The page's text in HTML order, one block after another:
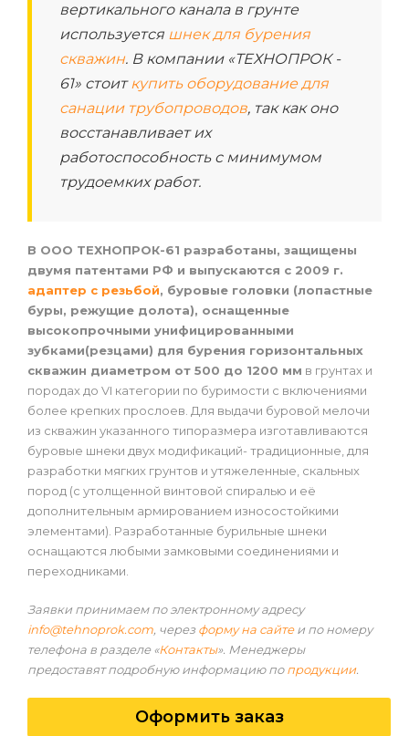
вертикального канала в грунте
используется шнек для бурения
скважин. В компании «ТЕХНОПРОК -
61» стоиткупить оборудование для
санации трубопроводов, так как оно
восстанавливает их
работоспособность с минимумом
трудоемких работ.
В ООО ТЕХНОПРОК-61 разработаны, защищены
двумя патентами РФ и выпускаются с 2009 г.
адаптер с резьбой, буровые головки (лопастные
буры, режущие долота), оснащенные
высокопрочными унифицированными
зубками(резцами) для бурения горизонтальных
скважин диаметром от 500 до 1200 мм в грунтах и
породах до VI категории по буримости с включениями
более крепких прослоев. Для выдачи буровой мелочи
из скважин указанного типоразмера изготавливаются
буровые шнеки двух модификаций- традиционные, для
разработки мягких грунтов и утяжеленные, скальных
пород (с утолщенной винтовой спиралью и её
дополнительным армированием износостойкими
элементами). Разработанные бурильные шнеки
оснащаются любыми замковыми соединениями и
переходниками.
Заявки принимаем по электронному адресу
info@tehnoprok.com, черезформу на сайтеи по номеру
телефона в разделе «Контакты». Менеджеры
предоставят подробную информацию попродукции.
Оформить заказ